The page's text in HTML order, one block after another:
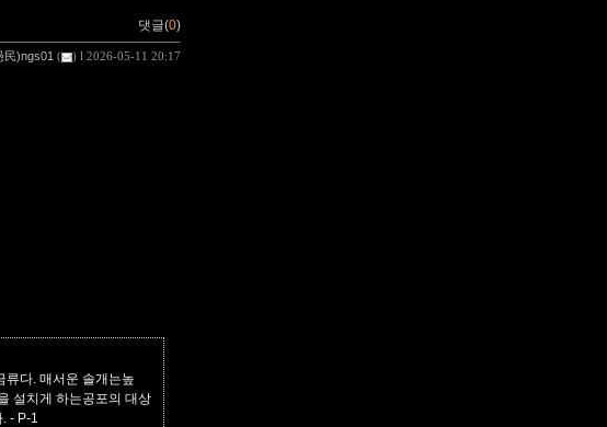
댓글(0)
民)ngs01 ( ) l 2026-05-11 20:17
류다. 매서운 솔개는높
설치게 하는공포의 대상
. - P-1